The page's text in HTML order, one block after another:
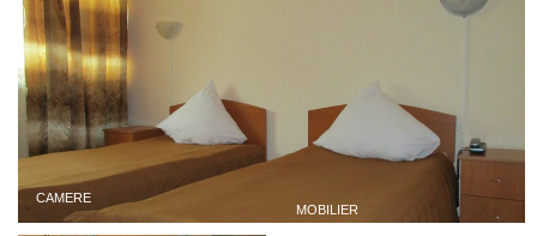
CAMERE
MOBILIER